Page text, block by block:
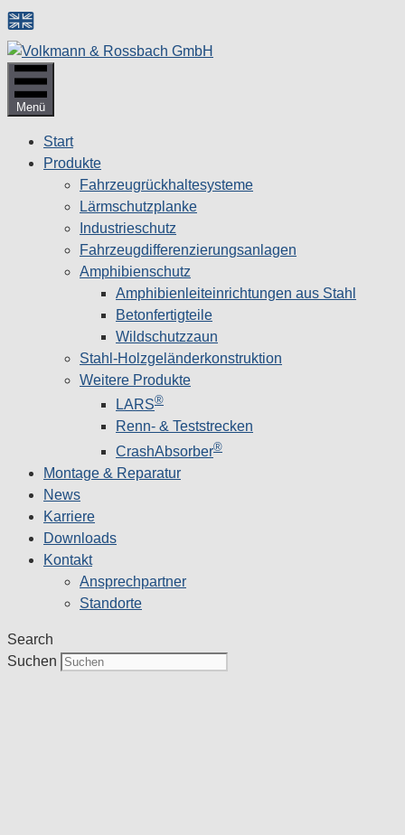
Zum
Inhalt
springen
Menü
Start
Produkte
Fahrzeugrückhaltesysteme
Lärmschutzplanke
Industrieschutz
Fahrzeug­differenzierungsanlagen
Amphibienschutz
Amphibienleiteinrichtungen aus Stahl
Betonfertigteile
Wildschutzzaun
Stahl-Holzgeländerkonstruktion
Weitere Produkte
LARS®
Renn- & Teststrecken
CrashAbsorber®
Montage & Reparatur
News
Karriere
Downloads
Kontakt
Ansprechpartner
Standorte
Search
Suchen